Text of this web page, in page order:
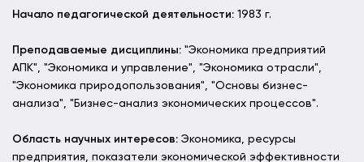
Начало педагогической деятельности: 1983 г.
Преподаваемые дисциплины: "Экономика предприятий
АПК", "Экономика и управление", "Экономика отрасли",
"Экономика природопользования", "Основы бизнес-
анализа", "Бизнес-анализ экономических процессов".
Область научных интересов: Экономика, ресурсы
предприятия, показатели экономической эффективности